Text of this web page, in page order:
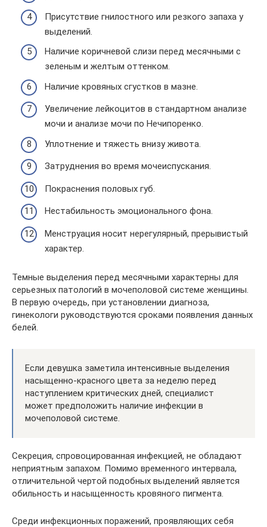
Присутствие гнилостного или резкого запаха у
выделений.
Наличие коричневой слизи перед месячными с
зеленым и желтым оттенком.
Наличие кровяных сгустков в мазне.
Увеличение лейкоцитов в стандартном анализе
мочи и анализе мочи по Нечипоренко.
Уплотнение и тяжесть внизу живота.
Затруднения во время мочеиспускания.
Покраснения половых губ.
Нестабильность эмоционального фона.
Менструация носит нерегулярный, прерывистый
характер.
Темные выделения перед месячными характерны для
серьезных патологий в мочеполовой системе женщины.
В первую очередь, при установлении диагноза,
гинекологи руководствуются сроками появления данных
белей.
Если девушка заметила интенсивные выделения
насыщенно-красного цвета за неделю перед
наступлением критических дней, специалист
может предположить наличие инфекции в
мочеполовой системе.
Секреция, спровоцированная инфекцией, не обладают
неприятным запахом. Помимо временного интервала,
отличительной чертой подобных выделений является
обильность и насыщенность кровяного пигмента.
Среди инфекционных поражений, проявляющих себя